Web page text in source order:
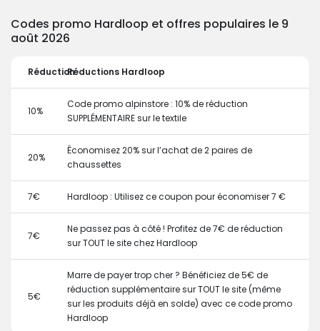
Codes promo Hardloop et offres populaires le 9
août 2026
RéductionRéductions Hardloop
10%
Code promo alpinstore : 10% de réduction
SUPPLÉMENTAIRE sur le textile
20%
Économisez 20% sur l’achat de 2 paires de
chaussettes
7€ Hardloop : Utilisez ce coupon pour économiser 7 €
7€
Ne passez pas à côté ! Profitez de 7€ de réduction
sur TOUT le site chez Hardloop
5€
Marre de payer trop cher ? Bénéficiez de 5€ de
réduction supplémentaire sur TOUT le site (même
sur les produits déjà en solde) avec ce code promo
Hardloop